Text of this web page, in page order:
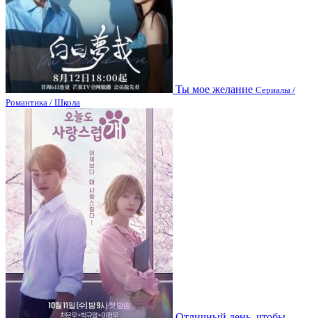
Ты мое желание Сериалы /
Романтика / Школа